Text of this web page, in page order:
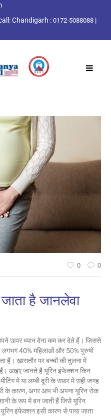
Chandigarh : 0172-5088088 |
0 0
है जानलेवा
ऊपर ध्यान देना कम कर देते हैं। जिससे
लगभग 40% महिलाओं और 50% पुरुषों
हैं। खासतौर पर बच्चों की तुलना में
हैं। आइए जानते है यूरिन इंफेक्शन किन
में या लम्बी दूरी के सफ़र में सही जगह
के कारण, अगर आप भी अपना यूरिन रोक
के रूप में बन जाती हैं जिसे यूरिन
इंफेक्शन इसी कारण से पाया जाता